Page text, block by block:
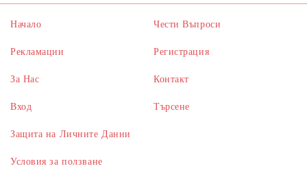
Начало
Рекламации
За Нас
Вход
Чести Въпроси
Регистрация
Контакт
Търсене
Защита на Личните Данни
Условия за ползване